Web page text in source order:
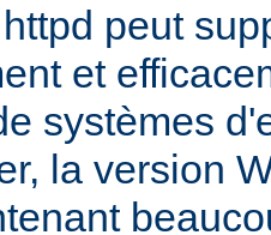
peut
et
systèmes
la version